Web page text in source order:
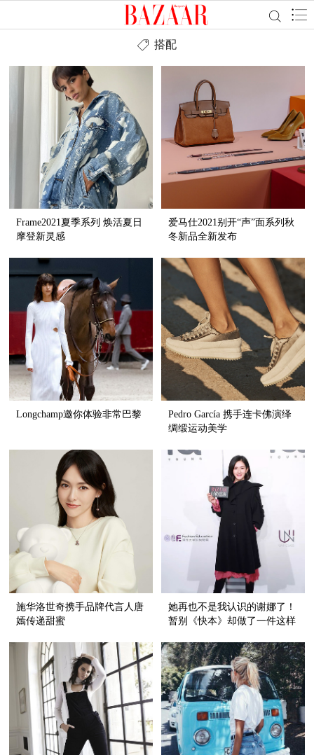
搭配
Frame2021夏季系列 焕活夏日
摩登新灵感
爱马仕2021别开“声”面系列秋
冬新品全新发布
Longchamp邀你体验非常巴黎
Pedro García 携手连卡佛演绎
绸缎运动美学
施华洛世奇携手品牌代言人唐
嫣传递甜蜜
她再也不是我认识的谢娜了！
暂别《快本》却做了一件这样